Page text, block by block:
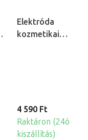
Elektróda
kozmetikai
4 590 Ft
Raktáron (24ó
kiszállítás)